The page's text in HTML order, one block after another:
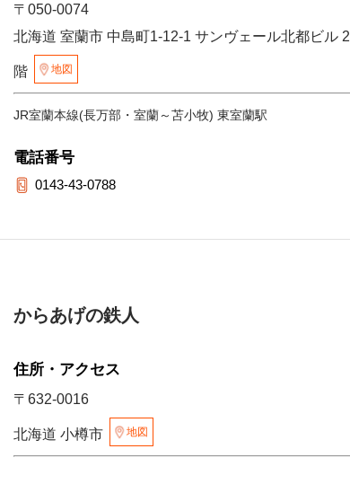
〒050-0074
北海道 室蘭市 中島町1-12-1 サンヴェール北都ビル 2
階 地図
JR室蘭本線(長万部・室蘭～苫小牧) 東室蘭駅
電話番号
0143-43-0788
からあげの鉄人
住所・アクセス
〒632-0016
北海道 小樽市 地図